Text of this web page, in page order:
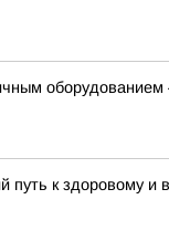
путь к здоровому и